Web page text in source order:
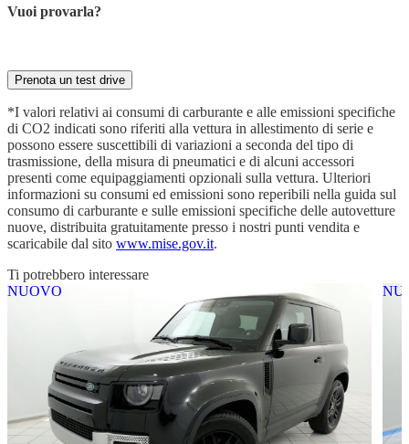
Vuoi provarla?
Prenota un test drive
*I valori relativi ai consumi di carburante e alle emissioni specifiche
di CO2 indicati sono riferiti alla vettura in allestimento di serie e
possono essere suscettibili di variazioni a seconda del tipo di
trasmissione, della misura di pneumatici e di alcuni accessori
presenti come equipaggiamenti opzionali sulla vettura. Ulteriori
informazioni su consumi ed emissioni sono reperibili nella guida sul
consumo di carburante e sulle emissioni specifiche delle autovetture
nuove, distribuita gratuitamente presso i nostri punti vendita e
scaricabile dal sito www.mise.gov.it.
Ti potrebbero interessare
NUOVO